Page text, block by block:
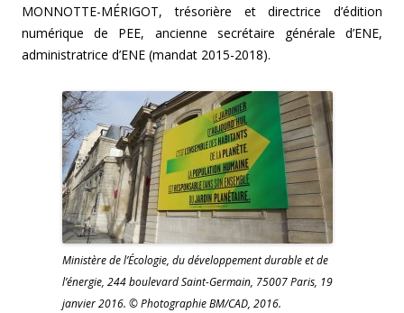
MONNOTTE-MÉRIGOT, trésorière et directrice d’édition
numérique de PEE, ancienne secrétaire générale d’ENE,
administratrice d’ENE (mandat 2015-2018).
Ministère de l’Écologie, du développement durable et de
l’énergie, 244 boulevard Saint-Germain, 75007 Paris, 19
janvier 2016. © Photographie BM/CAD, 2016.